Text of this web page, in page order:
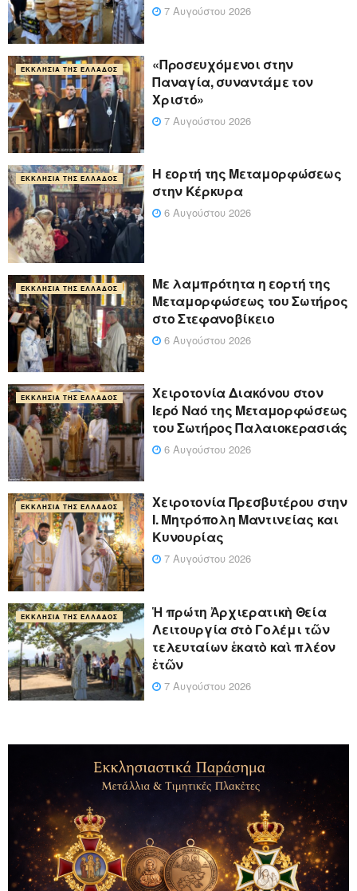
7 Αυγούστου 2026
ΕΚΚΛΗΣΊΑ ΤΗΣ ΕΛΛΆΔΟΣ
«Προσευχόμενοι στην
Παναγία, συναντάμε τον
Χριστό»
7 Αυγούστου 2026
ΕΚΚΛΗΣΊΑ ΤΗΣ ΕΛΛΆΔΟΣ
Η εορτή της Μεταμορφώσεως
στην Κέρκυρα
6 Αυγούστου 2026
ΕΚΚΛΗΣΊΑ ΤΗΣ ΕΛΛΆΔΟΣ
Με λαμπρότητα η εορτή της
Μεταμορφώσεως του Σωτήρος
στο Στεφανοβίκειο
6 Αυγούστου 2026
ΕΚΚΛΗΣΊΑ ΤΗΣ ΕΛΛΆΔΟΣ
Χειροτονία Διακόνου στον
Ιερό Ναό της Μεταμορφώσεως
του Σωτήρος Παλαιοκερασιάς
6 Αυγούστου 2026
ΕΚΚΛΗΣΊΑ ΤΗΣ ΕΛΛΆΔΟΣ
Xειροτονία Πρεσβυτέρου στην
Ι. Μητρόπολη Μαντινείας και
Κυνουρίας
7 Αυγούστου 2026
ΕΚΚΛΗΣΊΑ ΤΗΣ ΕΛΛΆΔΟΣ
Ἡ πρώτη Ἀρχιερατικὴ Θεία
Λειτουργία στὸ Γολέμι τῶν
τελευταίων ἑκατὸ καὶ πλέον
ἐτῶν
7 Αυγούστου 2026